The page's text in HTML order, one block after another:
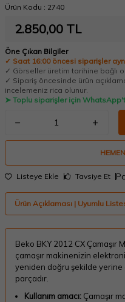
Ürün Kodu : 2740
2.850,00 TL
Öne Çıkan Bilgiler
✓ Saat 16:00 öncesi siparişler
✓ Görseller üretim tarihine bağlı
✓ Sipariş öncesinde ürün
incelemeniz rica olunur.
➤ Toplu siparişler için
Listeye Ekle Tavsiye Et
Ürün Açıklaması | Uyumlu
Beko BKY 2012 CX
çamaşır makinenizin
yeniden doğru şekilde yerine
parçadır.
Kullanım amacı: Çamaşır